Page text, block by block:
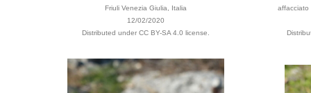
Friuli Venezia Giulia, Italia
12/02/2020
Distributed under CC BY-SA 4.0 license.
affacciato